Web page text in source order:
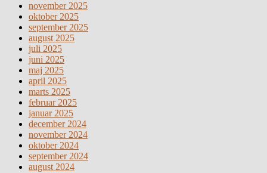
november 2025
oktober 2025
september 2025
august 2025
juli 2025
juni 2025
maj 2025
april 2025
marts 2025
februar 2025
januar 2025
december 2024
november 2024
oktober 2024
september 2024
august 2024